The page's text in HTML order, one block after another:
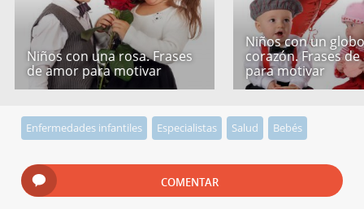
Niños con una rosa. Frases
de amor para motivar
Niños con un
corazón. Frases
para motivar
Enfermedades infantiles Especialistas Salud Bebés
COMENTAR